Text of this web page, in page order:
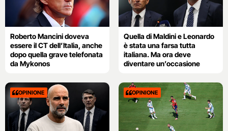
Roberto Mancini doveva
essere il CT dell’Italia, anche
dopo quella grave telefonata
da Mykonos
Quella di Maldini e Leonardo
è stata una farsa tutta
italiana. Ma ora deve
diventare un’occasione
OPINIONE OPINIONE